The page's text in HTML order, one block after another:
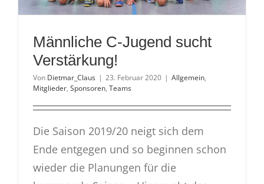
Männliche C-Jugend sucht
Verstärkung!
Von Dietmar_Claus | 23. Februar 2020 | Allgemein,
Mitglieder, Sponsoren, Teams
Die Saison 2019/20 neigt sich dem
Ende entgegen und so beginnen schon
wieder die Planungen für die